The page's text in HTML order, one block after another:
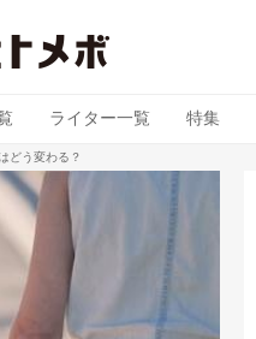
ライター一覧 特集
どう変わる？